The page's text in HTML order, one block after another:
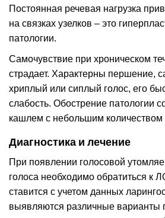
Постоянная речевая нагрузка
на связках узелков – это
патологии.
Самочувствие при хроническом
страдает. Характерны першение,
хриплый или сиплый голос, его
слабость. Обострение патологии
кашлем с небольшим количеством
Диагностика и лечение
При появлении голосовой
голоса необходимо обратиться к
ставится с учетом данных
выявляются различные варианты